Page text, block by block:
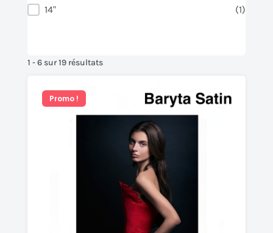
14"
(1)
1 - 6 sur 19 résultats
Promo !